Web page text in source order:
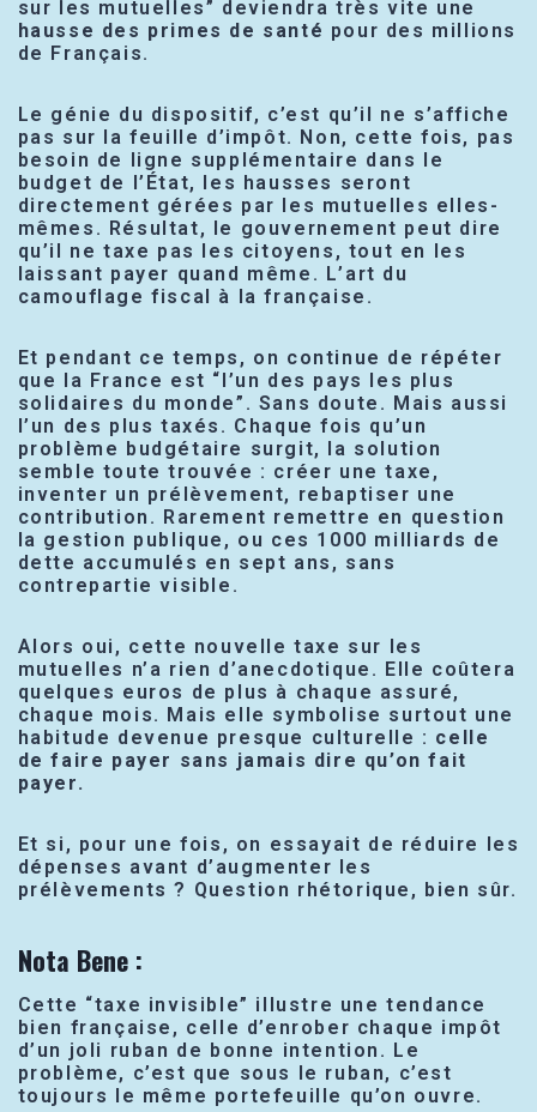
sur les mutuelles” deviendra très vite une
hausse des primes de santé pour des millions
de Français.
Le génie du dispositif, c’est qu’il ne s’affiche
pas sur la feuille d’impôt. Non, cette fois, pas
besoin de ligne supplémentaire dans le
budget de l’État, les hausses seront
directement gérées par les mutuelles elles-
mêmes. Résultat, le gouvernement peut dire
qu’il ne taxe pas les citoyens, tout en les
laissant payer quand même. L’art du
camouflage fiscal à la française.
Et pendant ce temps, on continue de répéter
que la France est “l’un des pays les plus
solidaires du monde”. Sans doute. Mais aussi
l’un des plus taxés. Chaque fois qu’un
problème budgétaire surgit, la solution
semble toute trouvée : créer une taxe,
inventer un prélèvement, rebaptiser une
contribution. Rarement remettre en question
la gestion publique, ou ces 1000 milliards de
dette accumulés en sept ans, sans
contrepartie visible.
Alors oui, cette nouvelle taxe sur les
mutuelles n’a rien d’anecdotique. Elle coûtera
quelques euros de plus à chaque assuré,
chaque mois. Mais elle symbolise surtout une
habitude devenue presque culturelle : celle
de faire payer sans jamais dire qu’on fait
payer.
Et si, pour une fois, on essayait de réduire les
dépenses avant d’augmenter les
prélèvements ? Question rhétorique, bien sûr.
Nota Bene :
Cette “taxe invisible” illustre une tendance
bien française, celle d’enrober chaque impôt
d’un joli ruban de bonne intention. Le
problème, c’est que sous le ruban, c’est
toujours le même portefeuille qu’on ouvre.